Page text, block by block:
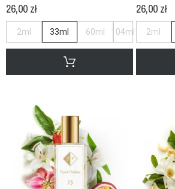
26,00 zł
2ml 33ml 60ml 104ml
26,00 zł
2ml